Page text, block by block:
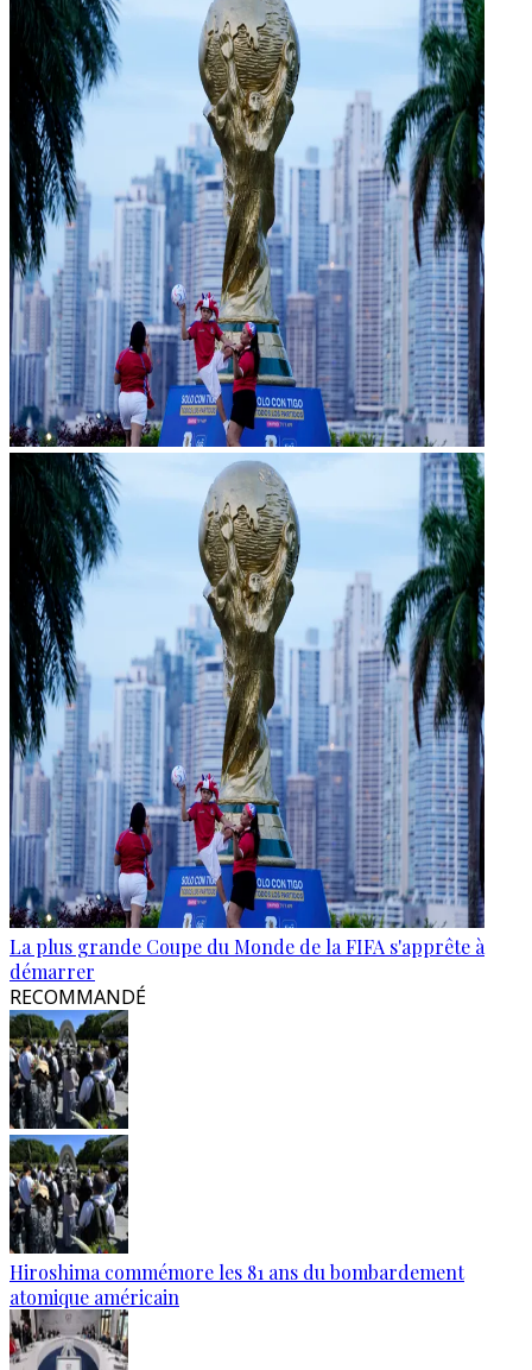
La plus grande Coupe du Monde de la FIFA s'apprête à
démarrer
RECOMMANDÉ
Hiroshima commémore les 81 ans du bombardement
atomique américain